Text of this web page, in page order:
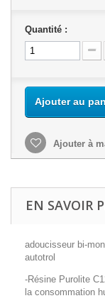
Quantité :
Ajouter au
Ajouter à
EN SAVOIR
adoucisseur bi-
autotrol
-Résine Purolite
la consommation